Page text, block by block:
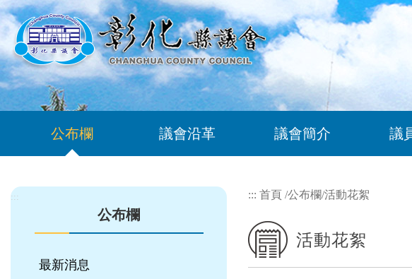
跳到主要內容區塊
公布欄 議會沿革 議會簡介 議
:::
公布欄
最新消息
::: 首頁 /公布欄/活動花絮
活動花絮